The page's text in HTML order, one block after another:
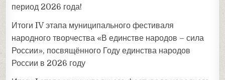
период 2026 года!
Итоги IV этапа муниципального фестиваля
народного творчества «В единстве народов – сила
России», посвящённого Году единства народов
России в 2026 году